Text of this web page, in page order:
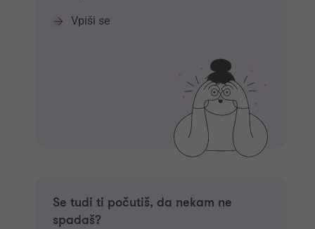
Vpiši se
Se tudi ti počutiš, da nekam ne
spadaš?